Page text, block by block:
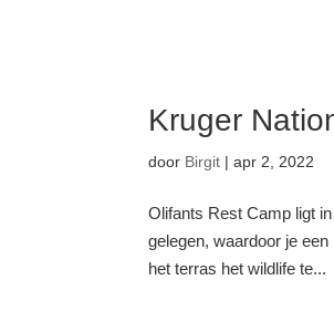
Kruger
door Birgit |apr 2, 2022
Olifants Rest Camp ligt
gelegen, waardoor je
het terras het wildlife te...